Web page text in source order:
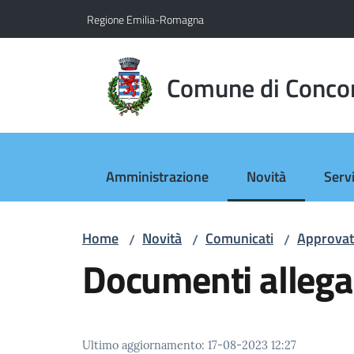
Regione Emilia-Romagna
Comune di
Amministrazione Novità
Menu selezionato
Home / Novità / Comunicati /
Documenti
Ultimo aggiornamento: 17-08-2023 12:27